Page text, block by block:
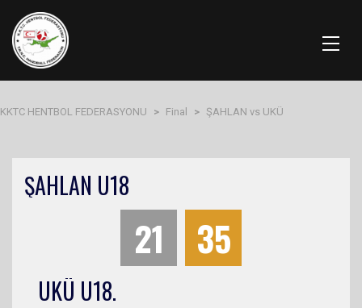
KKTC HENTBOL FEDERASYONU > Final > ŞAHLAN vs UKÜ
ŞAHLAN U18
21 35
UKÜ U18.